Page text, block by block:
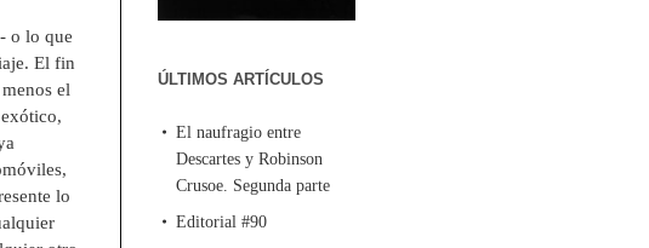
o lo que
El fin
el
lo
ÚLTIMOS ARTÍCULOS
El naufragio entre
Descartes y Robinson
Crusoe. Segunda parte
Editorial #90